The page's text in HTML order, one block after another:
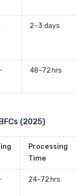
2–3 days
48–72 hrs
(2025)
Processing
Time
24–72 hrs